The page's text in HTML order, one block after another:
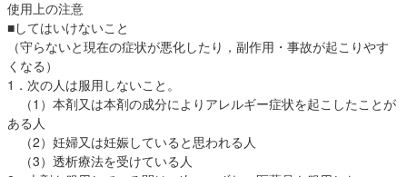
使用上の注意
■してはいけないこと
（守らないと現在の症状が悪化したり，副作用・事故が起こりやす
くなる）
1．次の人は服用しないこと。
（1）本剤又は本剤の成分によりアレルギー症状を起こしたことが
ある人
（2）妊婦又は妊娠していると思われる人
（3）透析療法を受けている人